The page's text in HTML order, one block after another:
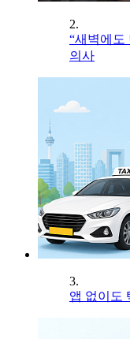
2.
“새벽에도
의사
3.
앱 없이도